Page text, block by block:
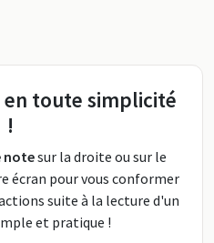
en toute simplicité
!
notesur la droite ou sur le
écran pour vous conformer
suite à la lecture d'un
et pratique !